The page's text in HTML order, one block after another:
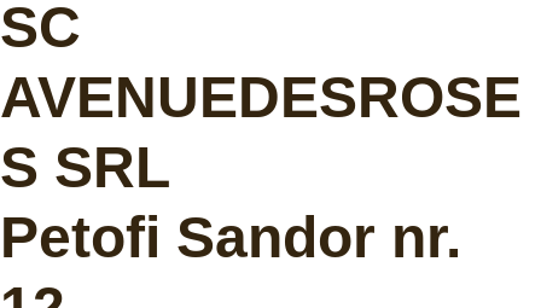
SC
AVENUEDESROSE
S SRL
Petofi Sandor nr.